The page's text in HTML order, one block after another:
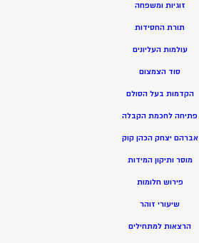
זוגיות ומשפחה
תורת החסידות
עולמות העליונים
סוד הצמצום
הקדמות בעל הסולם
פתיחה לחכמת הקבלה
אברהם יצחק הכהן קוק
מוסר ותיקון המידות
פירוש חלומות
שיעורי זוהר
הרצאות למתחילים